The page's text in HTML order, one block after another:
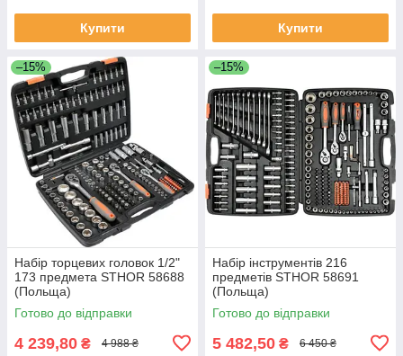
Купити Купити
–15%
Набір торцевих головок 1/2"
173 предмета STHOR 58688
(Польща)
Готово до відправки
4 239,80 ₴ 4 988 ₴
–15%
Набір інструментів 216
предметів STHOR 58691
(Польща)
Готово до відправки
5 482,50 ₴ 6 450 ₴